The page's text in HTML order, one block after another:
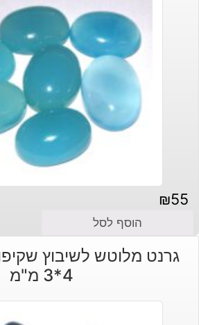
₪55
הוסף לסל
גרנט מלוטש לשיבוץ
4*3 מ"מ